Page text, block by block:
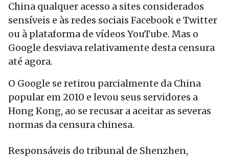
China qualquer acesso a sites considerados
sensíveis e às redes sociais Facebook e Twitter
ou à plataforma de vídeos YouTube. Mas o
Google desviava relativamente desta censura
até agora.
O Google se retirou parcialmente da China
popular em 2010 e levou seus servidores a
Hong Kong, ao se recusar a aceitar as severas
normas da censura chinesa.
Responsáveis do tribunal de Shenzhen,